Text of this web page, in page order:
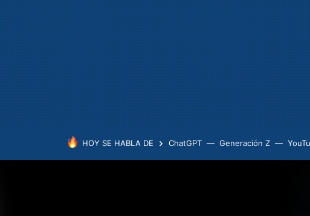
HOY SE HABLA DE ChatGPT Generación Z